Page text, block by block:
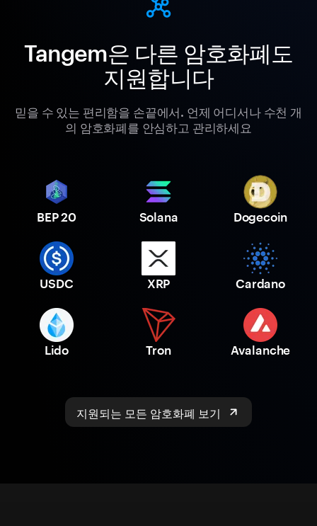
Tangem은 다른 암호화폐도
지원합니다
믿을 수 있는 편리함을 손끝에서. 언제 어디서나 수천 개
의 암호화폐를 안심하고 관리하세요
BEP 20 Solana Dogecoin
USDC XRP Cardano
Lido Tron Avalanche
지원되는 모든 암호화폐 보기